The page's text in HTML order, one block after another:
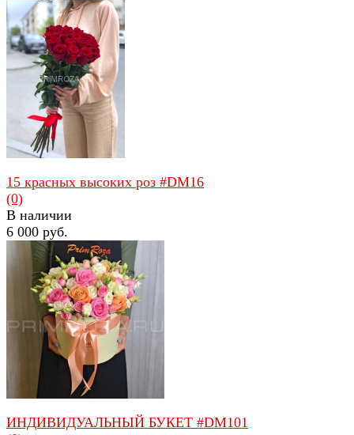
избранное сравнить
избранное сравнить
15 красных высоких роз #DM16
(0)
В наличии
6 000 руб.
ИНДИВИДУАЛЬНЫЙ БУКЕТ #DM101